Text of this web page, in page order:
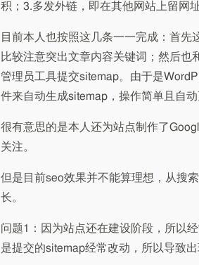
积；3.多发外链，即在其他网站上留网
目前本人也按照这几条一一完成：首
比较注意突出文章内容关键词；然后也
管理员工具提交sitemap。由于是
件来自动生成sitemap，操作简单且自动
很有意思的是本人还为站点制作了
关注。
但是目前seo效果并不能算理想，从搜
长。
问题1：因为站点还在建设阶段，所以
是提交的sitemap经常改动，所以导致